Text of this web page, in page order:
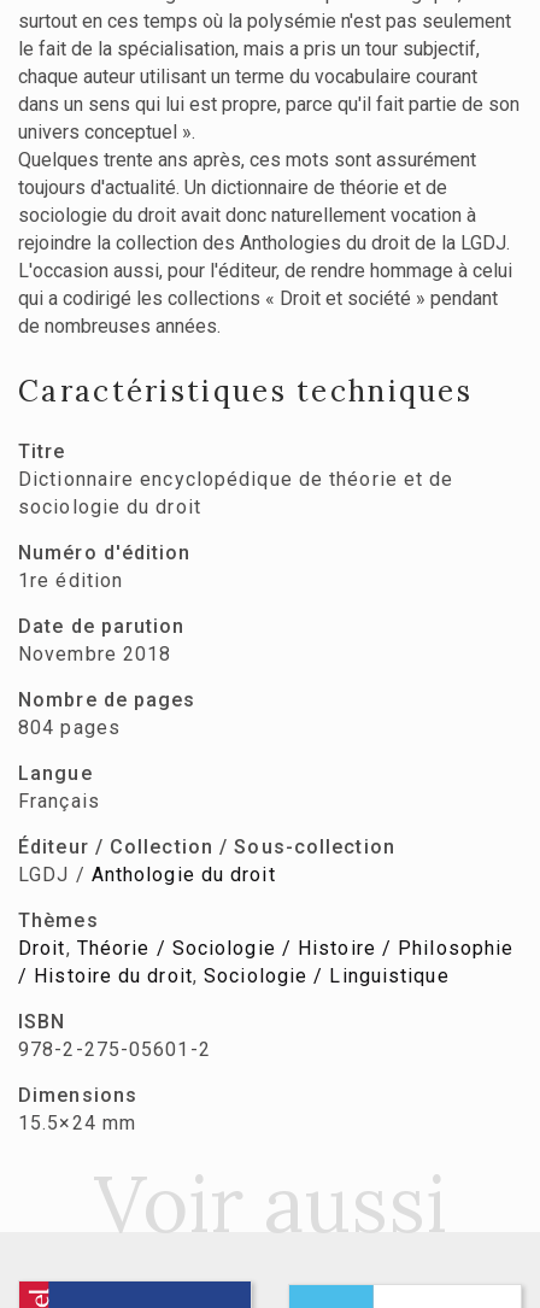
surtout en ces temps où la polysémie n'est pas seulement
le fait de la spécialisation, mais a pris un tour subjectif,
chaque auteur utilisant un terme du vocabulaire courant
dans un sens qui lui est propre, parce qu'il fait partie de son
univers conceptuel ».
Quelques trente ans après, ces mots sont assurément
toujours d'actualité. Un dictionnaire de théorie et de
sociologie du droit avait donc naturellement vocation à
rejoindre la collection des Anthologies du droit de la LGDJ.
L'occasion aussi, pour l'éditeur, de rendre hommage à celui
qui a codirigé les collections « Droit et société » pendant
de nombreuses années.
Caractéristiques techniques
Titre
Dictionnaire encyclopédique de théorie et de
sociologie du droit
Numéro d'édition
1re édition
Date de parution
Novembre 2018
Nombre de pages
804 pages
Langue
Français
Éditeur / Collection / Sous-collection
LGDJ / Anthologie du droit
Thèmes
Droit, Théorie / Sociologie / Histoire / Philosophie
/ Histoire du droit,Sociologie / Linguistique
ISBN
978-2-275-05601-2
Dimensions
15.5×24 mm
Voir aussi